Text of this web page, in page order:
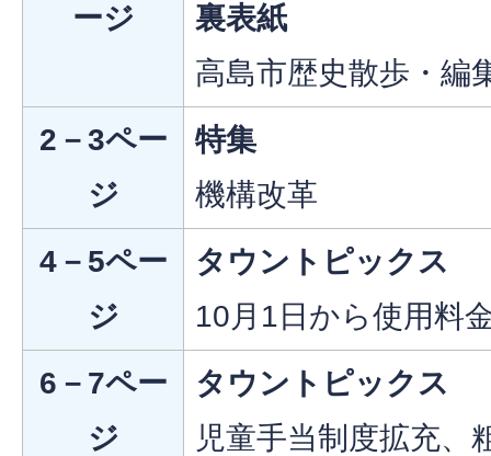
ージ
裏表紙
高島市歴史散歩・編
2－3ペー
ジ
特集
機構改革
4－5ペー
ジ
タウントピックス
10月1日から使用料
6－7ペー
ジ
タウントピックス
児童手当制度拡充、